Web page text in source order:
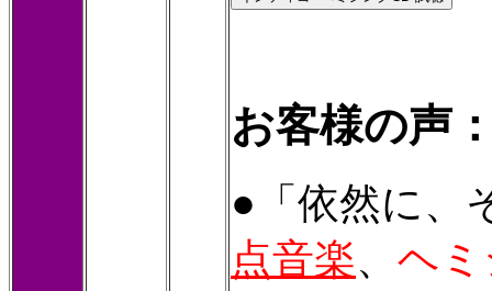
お客様の声
●「依然に、
点音楽、 ヘ